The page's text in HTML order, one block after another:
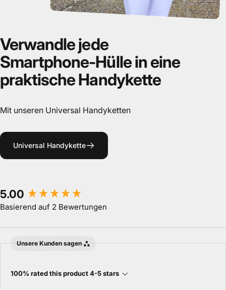
Verwandlejede
Smartphone-Hüllein eine
praktischeHandykette
Mit unseren Universal Handyketten
Universal Handykette
5.00
Basierend auf 2 Bewertungen
Unsere Kunden sagen
100% rated this product 4-5 stars
New content loaded